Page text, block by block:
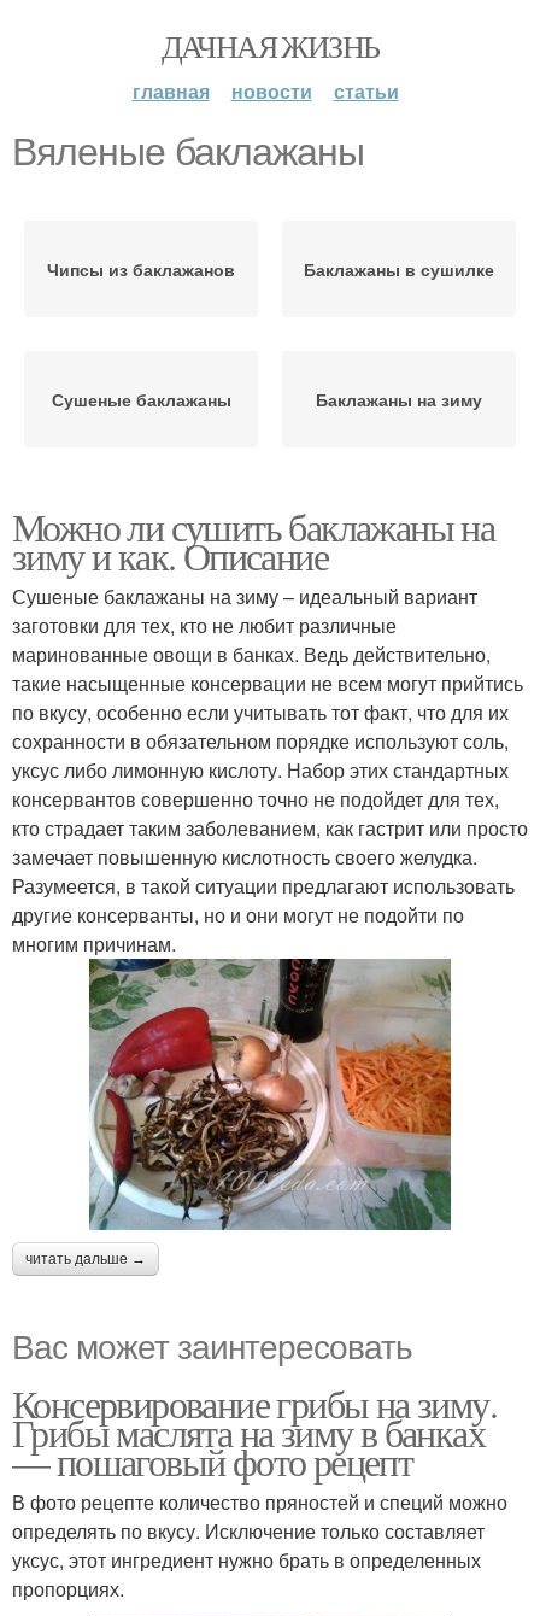
ДАЧНАЯ ЖИЗНЬ
главная новости статьи
Вяленые баклажаны
Чипсы из баклажанов Баклажаны в сушилке
Сушеные баклажаны Баклажаны на зиму
Можно ли сушить баклажаны на
зиму и как. Описание
Сушеные баклажаны на зиму – идеальный вариант
заготовки для тех, кто не любит различные
маринованные овощи в банках. Ведь действительно,
такие насыщенные консервации не всем могут прийтись
по вкусу, особенно если учитывать тот факт, что для их
сохранности в обязательном порядке используют соль,
уксус либо лимонную кислоту. Набор этих стандартных
консервантов совершенно точно не подойдет для тех,
кто страдает таким заболеванием, как гастрит или просто
замечает повышенную кислотность своего желудка.
Разумеется, в такой ситуации предлагают использовать
другие консерванты, но и они могут не подойти по
многим причинам.
читать дальше →
Вас может заинтересовать
Консервирование грибы на зиму.
Грибы маслята на зиму в банках
— пошаговый фото рецепт
В фото рецепте количество пряностей и специй можно
определять по вкусу. Исключение только составляет
уксус, этот ингредиент нужно брать в определенных
пропорциях.